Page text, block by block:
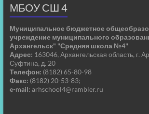
МБОУ СШ 4
Муниципальное бюджетное
учреждение муниципального
Архангельск" "Средняя школа №4"
Адрес: 163046, Архангельская область, г.
Суфтина, д. 20
Телефон: (8182) 65-80-98
Факс: (8182) 20-53-83;
e-mail: arhschool4@rambler.ru